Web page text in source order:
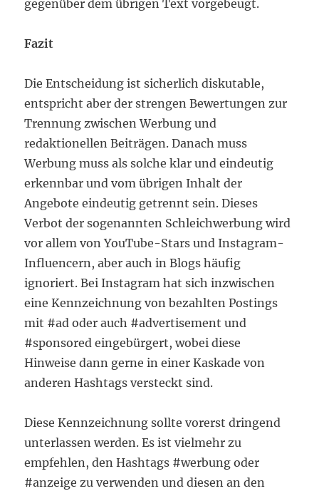
gegenüber dem übrigen Text vorgebeugt.
Fazit
Die Entscheidung ist sicherlich diskutable,
entspricht aber der strengen Bewertungen zur
Trennung zwischen Werbung und
redaktionellen Beiträgen. Danach muss
Werbung muss als solche klar und eindeutig
erkennbar und vom übrigen Inhalt der
Angebote eindeutig getrennt sein. Dieses
Verbot der sogenannten Schleichwerbung wird
vor allem von YouTube-Stars und Instagram-
Influencern, aber auch in Blogs häufig
ignoriert. Bei Instagram hat sich inzwischen
eine Kennzeichnung von bezahlten Postings
mit #ad oder auch #advertisement und
#sponsored eingebürgert, wobei diese
Hinweise dann gerne in einer Kaskade von
anderen Hashtags versteckt sind.
Diese Kennzeichnung sollte vorerst dringend
unterlassen werden. Es ist vielmehr zu
empfehlen, den Hashtags #werbung oder
#anzeige zu verwenden und diesen an den